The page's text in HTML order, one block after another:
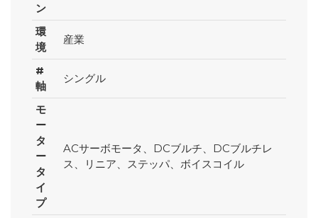
ン
環
境
産業
#
軸
シングル
モ
ー
タ
ー
タ
イ
プ
ACサーボモータ、DCブルチ、DCブルチレ
ス、リニア、ステッパ、ボイスコイル